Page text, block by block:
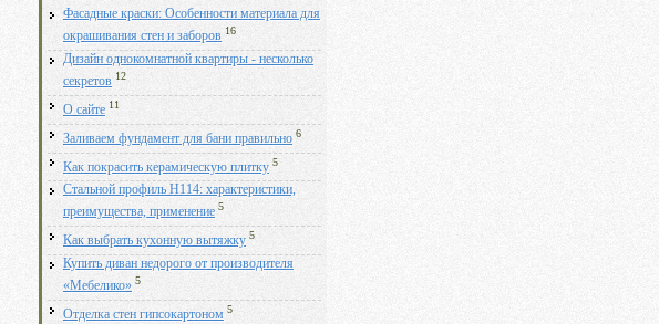
Фасадные краски: Особенности материала для
окрашивания стен и заборов 16
Дизайн однокомнатной квартиры - несколько
секретов 12
О сайте 11
Заливаем фундамент для бани правильно 6
Как покрасить керамическую плитку 5
Стальной профиль Н114: характеристики,
преимущества, применение 5
Как выбрать кухонную вытяжку 5
Купить диван недорого от производителя
«Мебелико» 5
Отделка стен гипсокартоном 5